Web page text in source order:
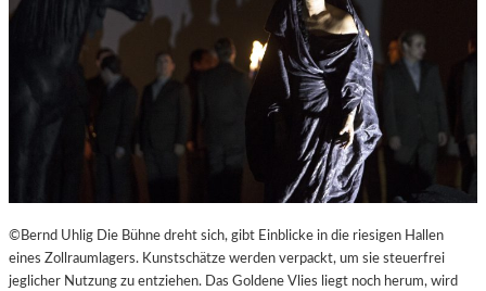
©Bernd Uhlig Die Bühne dreht sich, gibt Einblicke in die riesigen Hallen
eines Zollraumlagers. Kunstschätze werden verpackt, um sie steuerfrei
jeglicher Nutzung zu entziehen. Das Goldene Vlies liegt noch herum, wird